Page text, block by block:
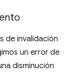
de invalidación
un error de
disminución